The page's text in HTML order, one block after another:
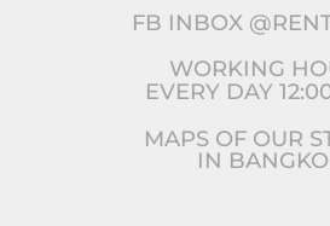
FB INBOX
WORKING
EVERY DAY
MAPS OF OUR
IN